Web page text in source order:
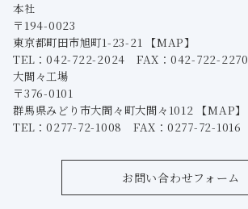
本社
〒194-0023
東京都町田市旭町1-23-21
【MAP】
TEL：042-722-2024 FAX：042-722-2270
大間々工場
〒376-0101
群馬県みどり市大間々町大間々1012
【MAP】
TEL：0277-72-1008 FAX：0277-72-1016
お問い合わせフォーム